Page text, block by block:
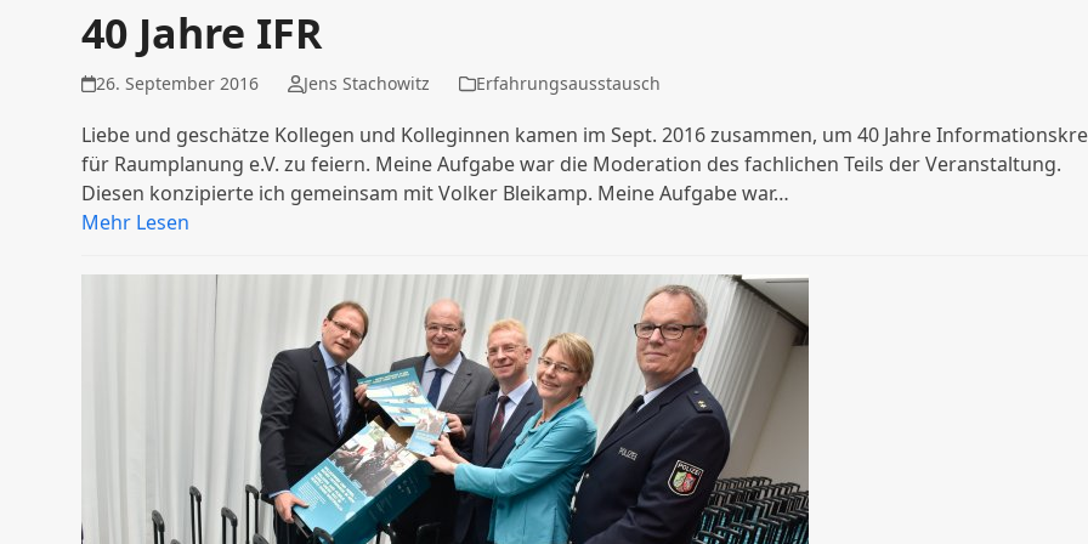
40 Jahre IFR
26. September 2016 Jens Stachowitz Erfahrungsausstausch
Liebe und geschätze Kollegen und Kolleginnen kamen im Sept. 2016 zusammen, um 40 Jahre
für Raumplanung e.V. zu feiern. Meine Aufgabe war die Moderation des fachlichen Teils der Veranstaltung.
Diesen konzipierte ich gemeinsam mit Volker Bleikamp. Meine Aufgabe war…
Mehr Lesen